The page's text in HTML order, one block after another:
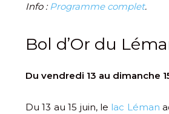
Info :Programme complet.
Bol d’Or du
Du vendredi 13 au dimanche
Du 13 au 15 juin, le lac Léman